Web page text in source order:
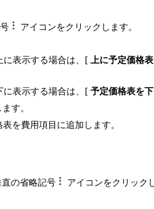
アイコンをクリックします。
に表示する場合は、[上に予定価格
に表示する場合は、[予定価格表を
す。
を費用項目に追加します。
の省略記号
アイコンをクリック